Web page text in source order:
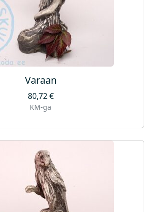
Varaan
80,72€
KM-ga